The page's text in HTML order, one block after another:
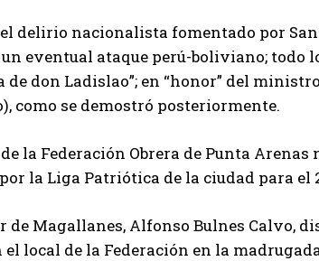
delirio nacionalista fomentado por
eventual ataque perú-boliviano; todo
don Ladislao”; en “honor” del
como se demostró posteriormente.
la Federación Obrera de Punta
la Liga Patriótica de la ciudad para el
de Magallanes, Alfonso Bulnes Calvo,
local de la Federación en la